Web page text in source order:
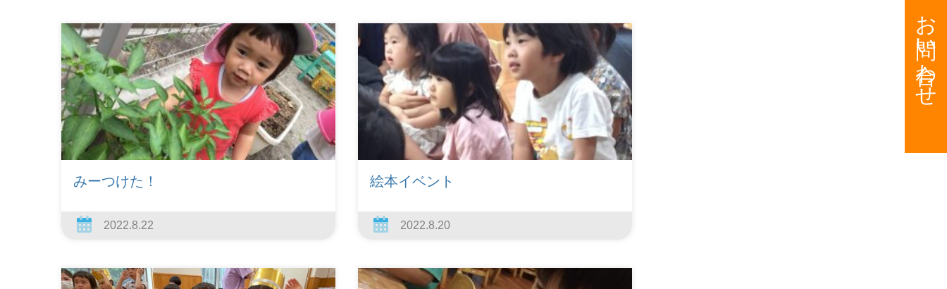
みーつけた！
2022.8.22
絵本イベント
2022.8.20
お問い合わせ